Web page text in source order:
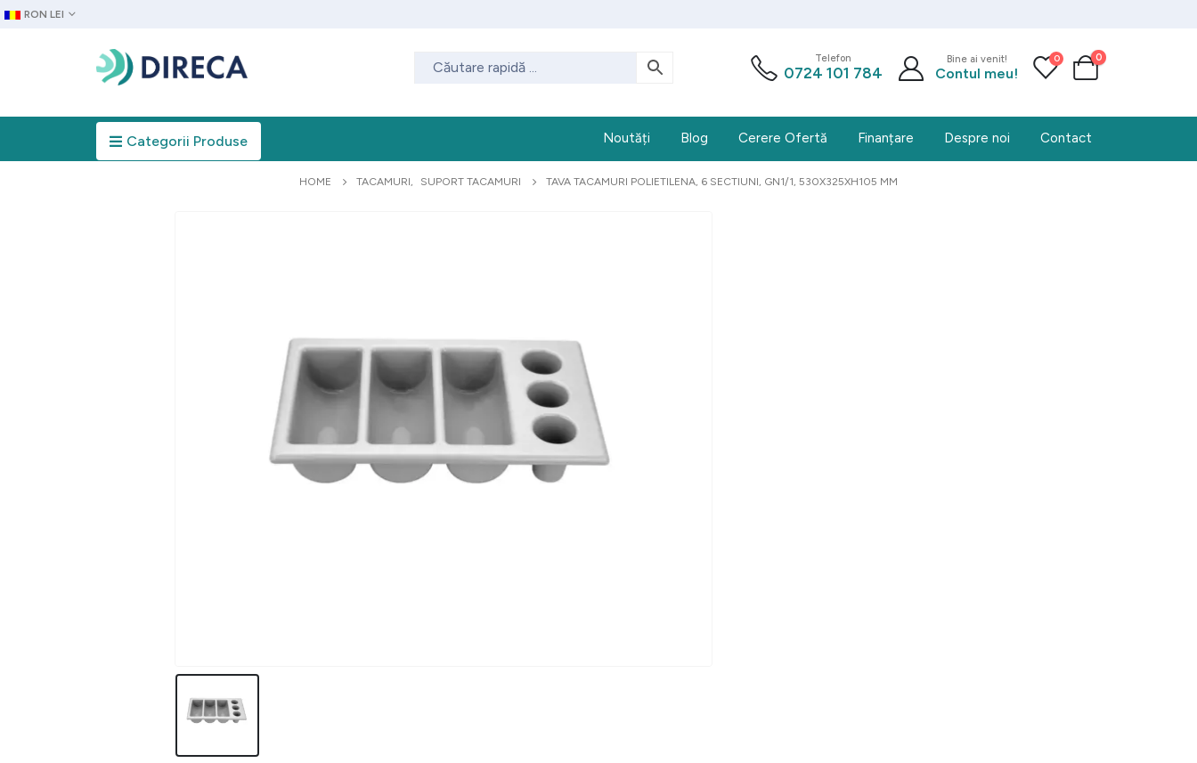
RON LEI
Telefon
0724 101 784
Bine ai venit!
Contul meu!
0 0
Categorii Produse Noutăți Blog Cerere Ofertă Finanțare Despre noi Contact
HOME TACAMURI, SUPORT TACAMURI TAVA TACAMURI POLIETILENA, 6 SECTIUNI, GN1/1, 530X325XH105 MM